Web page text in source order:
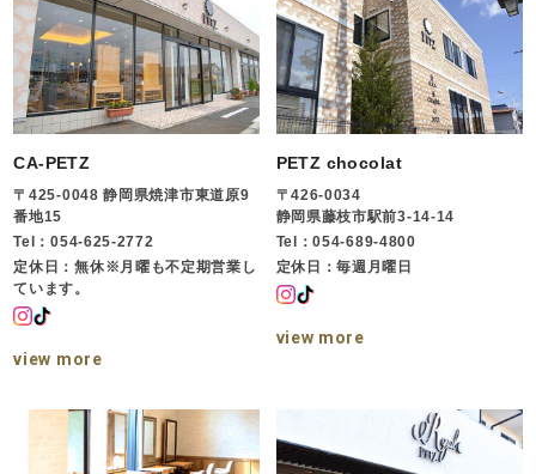
CA-PETZ
〒425-0048 静岡県焼津市東道原9
番地15
Tel：054-625-2772
定休日：無休※月曜も不定期営業し
ています。
view more
PETZ chocolat
〒426-0034
静岡県藤枝市駅前3-14-14
Tel：054-689-4800
定休日：毎週月曜日
view more